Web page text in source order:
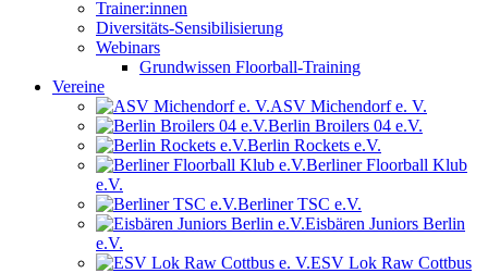
Trainer:innen
Diversitäts-Sensibilisierung
Webinars
Grundwissen Floorball-Training
Vereine
ASV Michendorf e. V.
Berlin Broilers 04 e.V.
Berlin Rockets e.V.
Berliner Floorball Klub
e.V.
Berliner TSC e.V.
Eisbären Juniors Berlin
e.V.
ESV Lok Raw Cottbus